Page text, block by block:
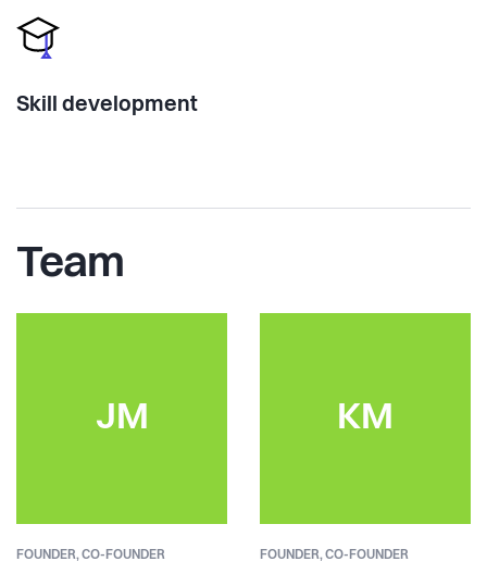
Skill development
Team
JM
FOUNDER,CO-FOUNDER
KM
FOUNDER,CO-FOUNDER